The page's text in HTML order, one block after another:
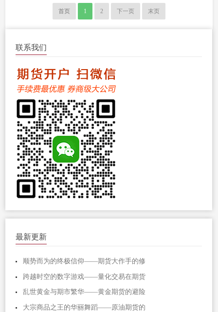
如何避免暴亏的问题。...
首页 1 2 下一页 末页
联系我们
最新更新
顺势而为的终极信仰——期货大作手的修
跨越时空的数字游戏——量化交易在期货
乱世黄金与期市繁华——黄金期货的避险
大宗商品之王的华丽舞蹈——原油期货的